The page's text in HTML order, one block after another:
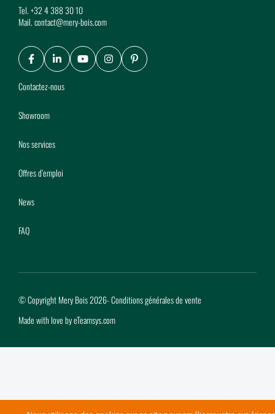
Tel.+32 4 388 30 10
Mail.contact@mery-bois.com
Facebook
LinkedIn
YoutubeInstagram
Pinterest
Contactez-nous
Showroom
Nos services
Offres d’emploi
News
FAQ
© Copyright Mery Bois 2026-Conditions générales de vente
Made with love byeTeamsys.com